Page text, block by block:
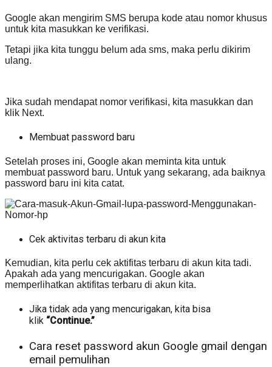
Google akan mengirim SMS berupa kode atau nomor khusus
untuk kita masukkan ke verifikasi.
Tetapi jika kita tunggu belum ada sms, maka perlu dikirim
ulang.
Jika sudah mendapat nomor verifikasi, kita masukkan dan
klik Next.
Membuat password baru
Setelah proses ini, Google akan meminta kita untuk
membuat password baru. Untuk yang sekarang, ada baiknya
password baru ini kita catat.
Cek aktivitas terbaru di akun kita
Kemudian, kita perlu cek aktifitas terbaru di akun kita tadi.
Apakah ada yang mencurigakan. Google akan
memperlihatkan aktifitas terbaru di akun kita.
Jika tidak ada yang mencurigakan, kita bisa
klik “Continue.”
Cara reset password akun Google gmail dengan
email pemulihan